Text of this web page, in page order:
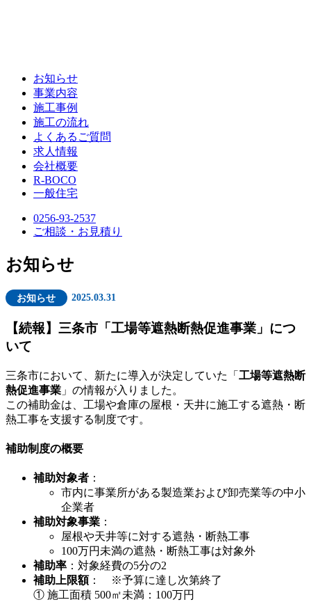
お知らせ
事業内容
施工事例
施工の流れ
よくあるご質問
求人情報
会社概要
R-BOCO
一般住宅
0256-93-2537
ご相談・お見積り
お知らせ
お知らせ 2025.03.31
【続報】三条市「工場等遮熱断熱促進事業」につ
いて
三条市において、新たに導入が決定していた「 工場等遮熱断
熱促進事業 」の情報が入りました。
この補助金は、工場や倉庫の屋根・天井に施工する遮熱・断
熱工事を支援する制度です。
補助制度の概要
補助対象者 ：
市内に事業所がある製造業および卸売業等の中小
企業者
補助対象事業 ：
屋根や天井等に対する遮熱・断熱工事
100万円未満の遮熱・断熱工事は対象外
補助率 ：対象経費の5分の2
補助上限額： ※予算に達し次第終了
① 施工面積 500㎡未満：100万円